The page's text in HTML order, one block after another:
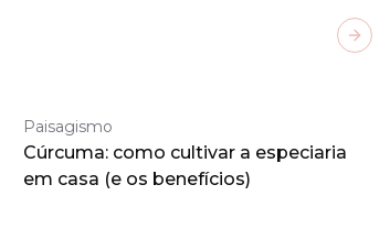
Paisagismo
Cúrcuma: como cultivar a especiaria
em casa (e os benefícios)